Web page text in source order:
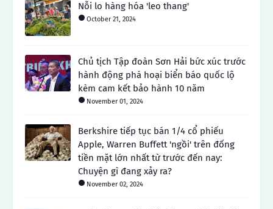
Nỗi lo hàng hóa 'leo thang'
October 21, 2024
Chủ tịch Tập đoàn Sơn Hải bức xúc trước
hành động phá hoại biển báo quốc lộ
kèm cam kết bảo hành 10 năm
November 01, 2024
Berkshire tiếp tục bán 1/4 cổ phiếu
Apple, Warren Buffett 'ngồi' trên đống
tiền mặt lớn nhất từ ​​trước đến nay:
Chuyện gì đang xảy ra?
November 02, 2024